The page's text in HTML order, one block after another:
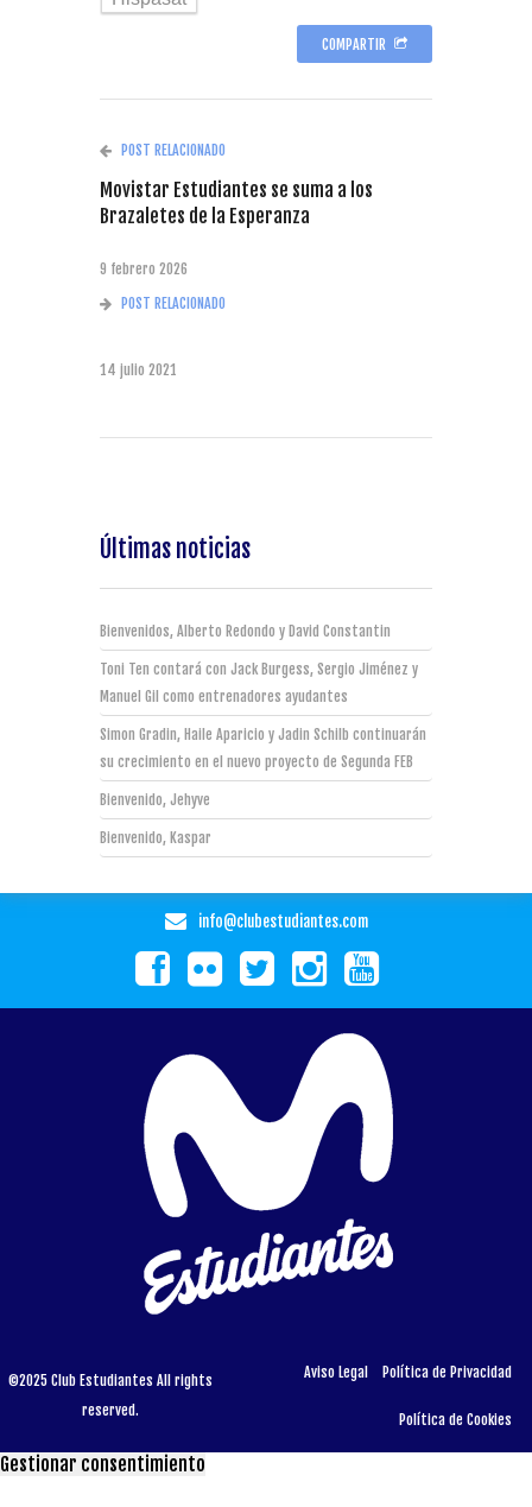
COMPARTIR
POST RELACIONADO
Movistar Estudiantes se suma a los
Brazaletes de la Esperanza
9 febrero 2026
POST RELACIONADO
14 julio 2021
Últimas noticias
Bienvenidos, Alberto Redondo y David Constantin
Toni Ten contará con Jack Burgess, Sergio Jiménez y
Manuel Gil como entrenadores ayudantes
Simon Gradin, Haile Aparicio y Jadin Schilb continuarán
su crecimiento en el nuevo proyecto de Segunda FEB
Bienvenido, Jehyve
Bienvenido, Kaspar
info@clubestudiantes.com
©2025 Club Estudiantes All rights
reserved.
Aviso Legal Política de Privacidad
Política de Cookies
Gestionar consentimiento